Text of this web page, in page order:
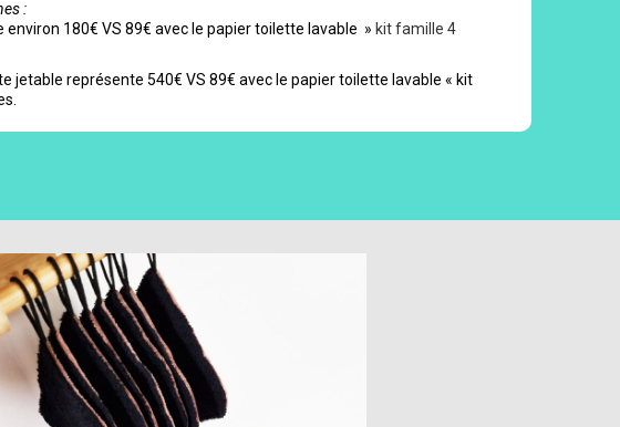
:
environ 180€ VS 89€ avec le papier toilette lavable » kit famille 4
jetable représente 540€ VS 89€ avec le papier toilette lavable « kit